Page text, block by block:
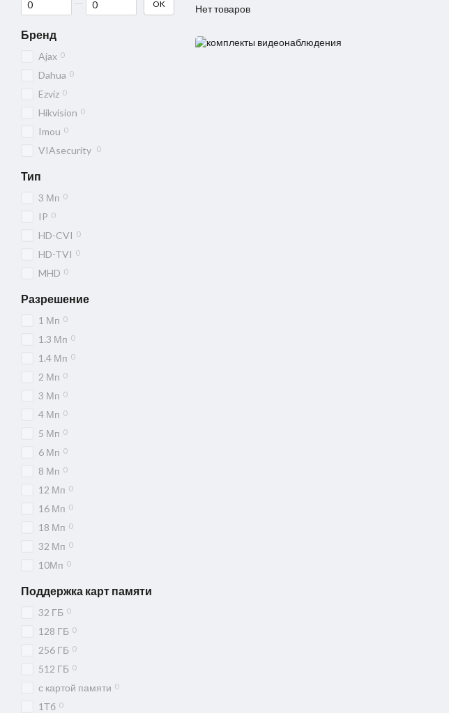
Нет товаров
OK
Бренд
Ajax 0
Dahua 0
Ezviz 0
Hikvision 0
Imou 0
VIAsecurity 0
Тип
3 Мп 0
IP 0
HD-CVI 0
HD-TVI 0
MHD 0
Разрешение
1 Мп 0
1.3 Мп 0
1.4 Мп 0
2 Мп 0
3 Мп 0
4 Мп 0
5 Мп 0
6 Мп 0
8 Мп 0
12 Мп 0
16 Мп 0
18 Мп 0
32 Мп 0
10Мп 0
Поддержка карт памяти
32 ГБ 0
128 ГБ 0
256 ГБ 0
512 ГБ 0
с картой памяти 0
1Тб 0